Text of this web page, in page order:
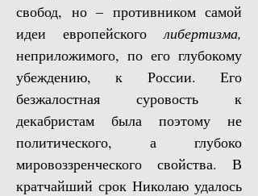
свобод, но – противником самой
идеи европейскоголибертизма,
неприложимого, по его глубокому
убеждению, к России. Его
безжалостная суровость к
декабристам была поэтому не
политического, а глубоко
мировоззренческого свойства. В
кратчайший срок Николаю удалось